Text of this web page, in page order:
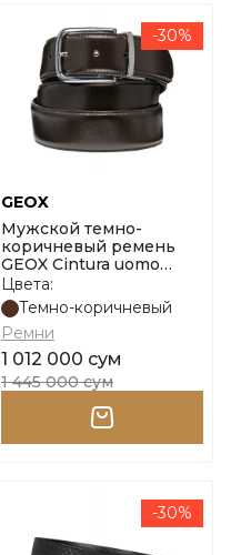
-30%
GEOX
Мужской темно-
коричневый ремень
GEOX Cintura uomo
размер 105
Цвета:
Темно-коричневый
Ремни
1 012 000 сум
1 445 000 сум
-30%